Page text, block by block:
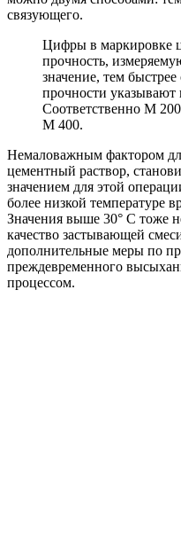
связующего.
Цифры в маркировке
прочность,
значение, тем
прочности указывают
Соответственно М
М 400.
Немаловажным фактором
цементный раствор,
значением для этой
более низкой температуре
Значения выше 30° C тоже
качество застывающей
дополнительные меры по
преждевременного
процессом.